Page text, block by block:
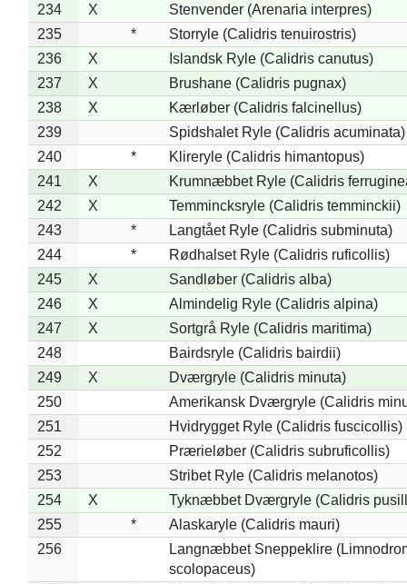
234 X
Stenvender (Arenaria interpres)
235
*
Storryle (Calidris tenuirostris)
236
X
Islandsk Ryle (Calidris canutus)
237
X
Brushane (Calidris pugnax)
238
X
Kærløber (Calidris falcinellus)
239
Spidshalet Ryle (Calidris acuminata)
240
*
Klireryle (Calidris himantopus)
241
X
Krumnæbbet Ryle (Calidris
242
X
Temmincksryle (Calidris temminckii)
243
*
Langtået Ryle (Calidris subminuta)
244
*
Rødhalset Ryle (Calidris ruficollis)
245
X
Sandløber (Calidris alba)
246
X
Almindelig Ryle (Calidris alpina)
247
X
Sortgrå Ryle (Calidris maritima)
248
Bairdsryle (Calidris bairdii)
249
X
Dværgryle (Calidris minuta)
250
Amerikansk Dværgryle (Calidris
251
Hvidrygget Ryle (Calidris fuscicollis)
252
Prærieløber (Calidris subruficollis)
253
Stribet Ryle (Calidris melanotos)
254
X
Tyknæbbet Dværgryle (Calidris
255
*
Alaskaryle (Calidris mauri)
256
Langnæbbet Sneppeklire
scolopaceus)